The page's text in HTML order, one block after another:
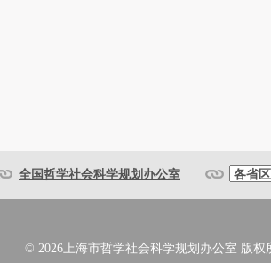
全国哲学社会科学规划办公室
© 2026上海市哲学社会科学规划办公室 版权